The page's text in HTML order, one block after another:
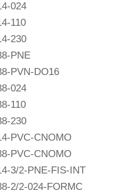
024
110
230
PNE
PVN-DO16
024
110
230
PVC-CNOMO
PVC-CNOMO
3/2-PNE-FIS-INT
2/2-024-FORMC